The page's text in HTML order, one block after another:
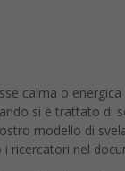
calma o
si è trattato di
modello di
ricercatori nel